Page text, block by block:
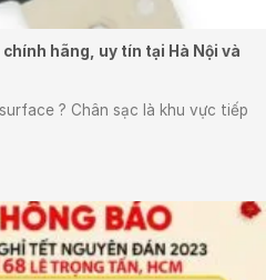
hãng, uy tín tại Hà Nội và
? Chân sạc là khu vực tiếp